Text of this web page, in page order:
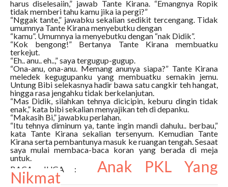
harus diselesaiin,” jawab Tante Kirana. “Emangnya Ropik
tidak memberi tahu kamu jika ia pergi?”
“Nggak tante,” jawabku sekalian sedikit tercengang. Tidak
umumnya Tante Kirana menyebutku dengan
“kamu”. Umumnya ia menyebutku dengan “nak Didik”.
“Kok bengong!” Bertanya Tante Kirana membuatku
terkejut.
“Eh.. anu.. eh..,” saya tergugup-gugup.
“Ona-anu, ona-anu. Memang anunya siapa?” Tante Kirana
meledek kegugupanku yang membuatku semakin jemu.
Untung Bibi selekasnya hadir bawa satu cangkir teh hangat,
hingga rasa jengahku tidak berkelanjutan.
“Mas Didik, silahkan tehnya dicicipin, keburu dingin tidak
enak,” kata bibi sekalian menyajikan teh di depanku.
“Makasih Bi,” jawabku perlahan.
“Itu tehnya diminum ya, tante ingin mandi dahulu.. berbau,”
kata Tante Kirana sekalian tersenyum. Kemudian Tante
Kirana serta pembantunya masuk ke ruangan tengah. Sesaat
saya mulai membaca-baca koran yang berada di meja
untuk.
BACA JUGA : Anak PKL Yang
Nikmat